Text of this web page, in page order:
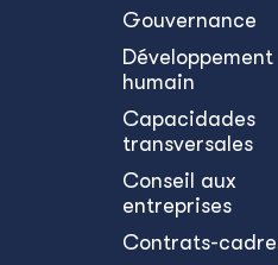
Gouvernance
Développement
humain
Capacidades
transversales
Conseil aux
entreprises
Contrats-